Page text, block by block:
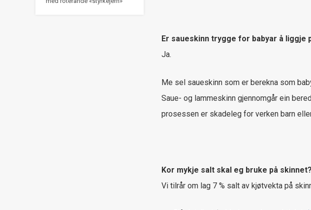
Er saueskinn trygge for babyar å liggje
Ja.
Me sel saueskinn som er berekna som
Saue- og lammeskinn gjennomgår ein
prosessen er skadeleg for verken barn
Kor mykje salt skal eg bruke på skinnet?
Vi tilrår om lag 7 % salt av kjøtvekta på